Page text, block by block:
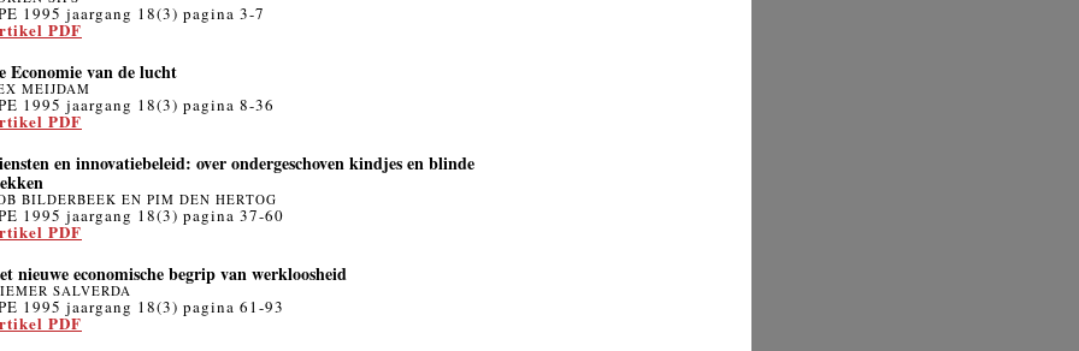
1995 jaargang 18(3) pagina 3-7
PDF
Economie van de lucht
MEIJDAM
1995 jaargang 18(3) pagina 8-36
PDF
en innovatiebeleid: over ondergeschoven kindjes en blinde
BILDERBEEK EN PIM DEN HERTOG
1995 jaargang 18(3) pagina 37-60
PDF
nieuwe economische begrip van werkloosheid
SALVERDA
1995 jaargang 18(3) pagina 61-93
PDF